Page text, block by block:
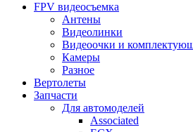
FPV видеосъемка
Антены
Видеолинки
Видеоочки и
Камеры
Разное
Вертолеты
Запчасти
Для автомоделей
Associated